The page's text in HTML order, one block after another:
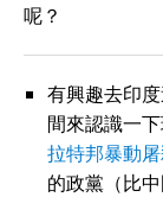
呢？
有興趣去印
間來認識一
拉特邦暴動
的政黨（比中